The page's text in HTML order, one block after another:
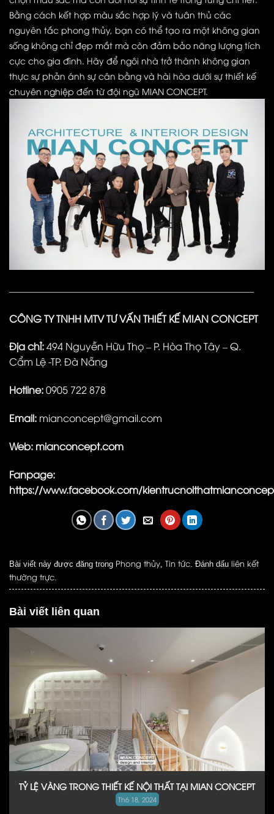
Bằng cách kết hợp màu sắc hợp lý và tuân thủ các
nguyên tắc phong thủy, bạn có thể tạo ra một không gian
sống không chỉ đẹp mắt mà còn đảm bảo năng lượng tích
cực cho gia đình. Hãy để ngôi nhà trở thành không gian
thực sự phản ánh sự cân bằng và hài hòa dưới sự thiết kế
chuyên nghiệp đến từ đội ngũ MIAN CONCEPT.
—————————————————————————
CÔNG TY TNHH MTV TƯ VẤN THIẾT KẾ MIAN CONCEPT
Địa chỉ:494 Nguyễn Hữu Thọ – P. Hòa Thọ Tây – Q.
Cẩm Lệ -TP. Đà Nẵng
Hotline:0905 722 878
Email: mianconcept@gmail.com
Web: mianconcept.com
Fanpage:
https://www.facebook.com/
Bài viết này được đăng trong Phong thủy Tin tức . Đánh dấu liên kết
thường trực
Bài viết liên quan
TỶ LỆ VÀNG TRONG THIẾT KẾ NỘI THẤT TẠI MIAN CONCEPT
Th6 18, 2024